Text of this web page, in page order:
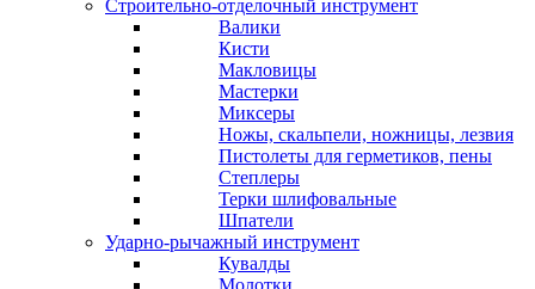
Строительно-отделочный инструмент
Валики
Кисти
Макловицы
Мастерки
Миксеры
Ножы, скальпели, ножницы, лезвия
Пистолеты для герметиков, пены
Степлеры
Терки шлифовальные
Шпатели
Ударно-рычажный инструмент
Кувалды
Молотки